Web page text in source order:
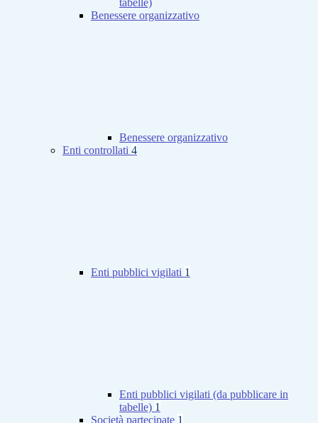
tabelle)
Benessere organizzativo
Benessere organizzativo
Enti controllati 4
Enti pubblici vigilati 1
Enti pubblici vigilati (da pubblicare in
tabelle) 1
Società partecipate 1